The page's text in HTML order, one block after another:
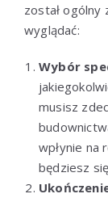
został
wyglądać:
Wybór
musisz
wpłynie na
będziesz